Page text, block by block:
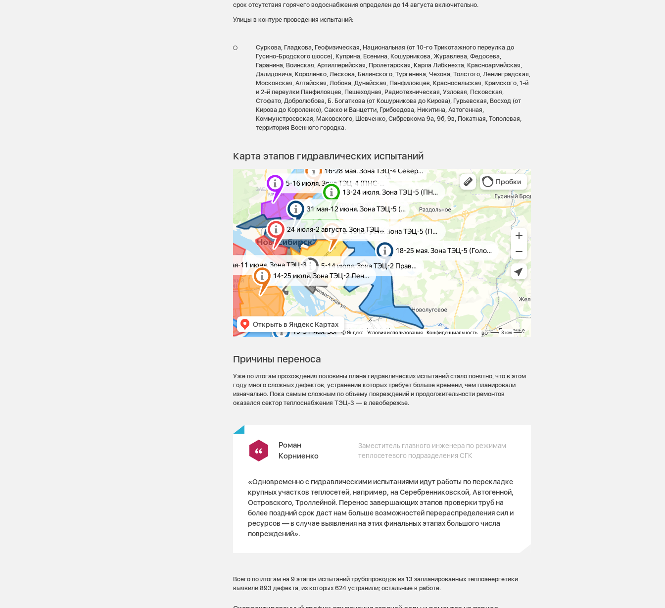
срок отсутствия горячего водоснабжения определен до 14 августа включительно.
Улицы в контуре проведения испытаний:
Суркова, Гладкова, Геофизическая, Национальная (от 10-го Трикотажного переулка до
Гусино-Бродского шоссе), Куприна, Есенина, Кошурникова, Журавлева, Федосева,
Гаранина, Воинская, Артиллерийская, Пролетарская, Карла Либкнехта, Красноармейская,
Далидовича, Короленко, Лескова, Белинского, Тургенева, Чехова, Толстого, Ленинградская,
Московская, Алтайская, Лобова, Дунайская, Панфиловцев, Красносельская, Крамского, 1-й
и 2-й переулки Панфиловцев, Пешеходная, Радиотехническая, Узловая, Псковская,
Стофато, Добролюбова, Б. Богаткова (от Кошурникова до Кирова), Гурьевская, Восход (от
Кирова до Короленко), Сакко и Ванцетти, Грибоедова, Никитина, Автогенная,
Коммунстроевская, Маковского, Шевченко, Сибревкома 9а, 9б, 9в, Покатная, Тополевая,
территория Военного городка.
Карта этапов гидравлических испытаний
Причины переноса
Уже по итогам прохождения половины плана гидравлических испытаний стало понятно, что в этом
году много сложных дефектов, устранение которых требует больше времени, чем планировали
изначально. Пока самым сложным по объему повреждений и продолжительности ремонтов
оказался сектор теплоснабжения ТЭЦ-3 — в левобережье.
Роман
Корниенко
Заместитель главного инженера по режимам
теплосетевого подразделения СГК
«Одновременно с гидравлическими испытаниями идут работы по перекладке
крупных участков теплосетей, например, на Серебренниковской, Автогенной,
Островского, Троллейной. Перенос завершающих этапов проверки труб на
более поздний срок даст нам больше возможностей перераспределения сил и
ресурсов — в случае выявления на этих финальных этапах большого числа
повреждений».
Всего по итогам на 9 этапов испытаний трубопроводов из 13 запланированных теплоэнергетики
выявили 893 дефекта, из которых 624 устранили; остальные в работе.